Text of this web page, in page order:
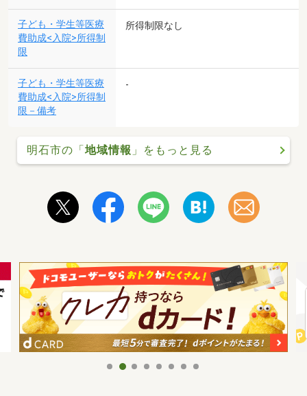
子ども・学生等医療
費助成<入院>所得制
限
所得制限なし
子ども・学生等医療
費助成<入院>所得制
限－備考
-
明石市の「地域情報 」をもっと見る